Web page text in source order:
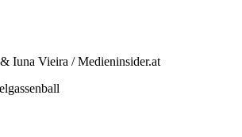
Iuna Vieira / Medieninsider.at